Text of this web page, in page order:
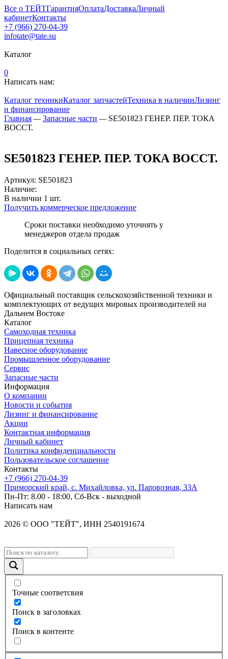
Все о ТЕЙТГарантияОплатаДоставкаЛичный
кабинетКонтакты
+7 (966) 270-04-39
infotate@tate.su
Каталог
0
Написать нам:
Каталог техникиКаталог запчастейТехника в наличииЛизинг
и финансирование
Главная — Запасные части — SE501823 ГЕНЕР. ПЕР. ТОКА
ВОССТ.
SE501823 ГЕНЕР. ПЕР. ТОКА ВОССТ.
Артикул: SE501823
Наличие:
В наличии 1 шт.
Получить коммерческое предложение
Сроки поставки необходимо уточнять у
менеджеров отдела продаж
Поделится в социальных сетях:
Официальный поставщик сельскохозяйственной техники и
комплектующих от ведущих мировых производителей на
Дальнем Востоке
Каталог
Самоходная техника
Прицепная техника
Навесное оборудование
Промышленное оборудование
Сервис
Запасные части
Информация
О компании
Новости и события
Лизинг и финансирование
Акции
Контактная информация
Личный кабинет
Политика конфиденциальности
Пользовательское соглашение
Контакты
+7 (966) 270-04-39
Приморский край, с. Михайловка, ул. Паровозная, 33А
Пн-Пт: 8.00 - 18:00, Сб-Вск - выходной
Написать нам
2026 © OOO "ТЕЙТ", ИНН 2540191674
Точные соответсвия
Поиск в заголовках
Поиск в контенте